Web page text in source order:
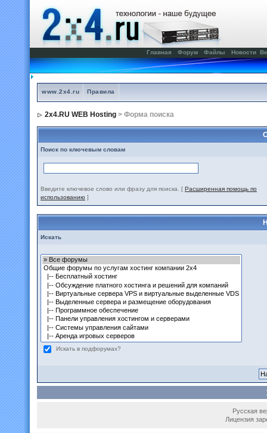
Главная Форум Файлы Новости
www.2x4.ru Правила
2x4.RU WEB Hosting > Форма поиска
Поиск по ключевым словам
Введите ключевое слово или фразу для поиска. [ Расширенная помощь по
использованию ]
Искать
Искать в подфорумах?
Русская
Лицензия